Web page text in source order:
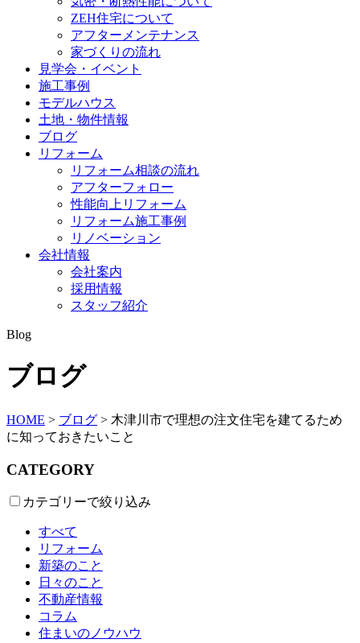
ZEH住宅について
アフターメンテナンス
家づくりの流れ
見学会・イベント
施工事例
モデルハウス
土地・物件情報
ブログ
リフォーム
リフォーム相談の流れ
アフターフォロー
性能向上リフォーム
リフォーム施工事例
リノベーション
会社情報
会社案内
採用情報
スタッフ紹介
Blog
ブログ
HOME > ブログ > 木津川市で理想の注文住宅を建てるため
に知っておきたいこと
CATEGORY
カテゴリーで絞り込み
すべて
リフォーム
新築のこと
日々のこと
不動産情報
コラム
住まいのノウハウ